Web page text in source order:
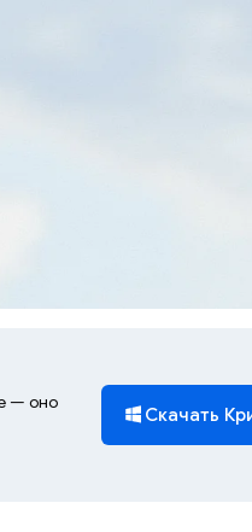
— оно
Скачать